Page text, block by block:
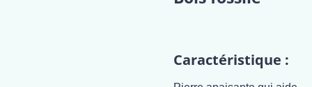
Caractéristique :